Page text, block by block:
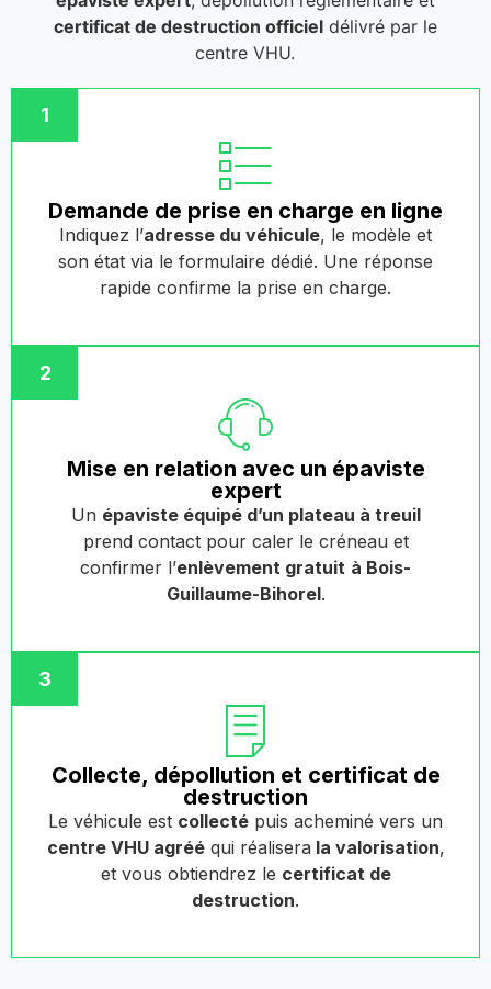
certificat de destruction officieldélivré par le
centre VHU.
1
Demande de prise en charge en ligne
Indiquez l’adresse du véhicule, le modèle et
son état via le formulaire dédié. Une réponse
rapide confirme la prise en charge.
2
Mise en relation avec un épaviste
expert
Un épaviste équipé d’un plateau à treuil
prend contact pour caler le créneau et
confirmer l’enlèvement gratuit à Bois-
Guillaume-Bihorel.
3
Collecte, dépollution et certificat de
destruction
Le véhicule est collecté puis acheminé vers un
centre VHU agrééqui réalisera la valorisation,
et vous obtiendrez le certificat de
destruction.